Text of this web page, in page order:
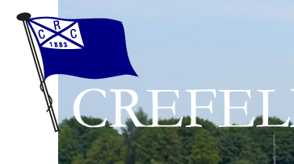
Zum
Inhalt
springen